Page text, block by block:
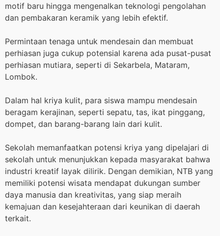
motif baru hingga mengenalkan teknologi pengolahan
dan pembakaran keramik yang lebih efektif.
Permintaan tenaga untuk mendesain dan membuat
perhiasan juga cukup potensial karena ada pusat-pusat
perhiasan mutiara, seperti di Sekarbela, Mataram,
Lombok.
Dalam hal kriya kulit, para siswa mampu mendesain
beragam kerajinan, seperti sepatu, tas, ikat pinggang,
dompet, dan barang-barang lain dari kulit.
Sekolah memanfaatkan potensi kriya yang dipelajari di
sekolah untuk menunjukkan kepada masyarakat bahwa
industri kreatif layak dilirik. Dengan demikian, NTB yang
memiliki potensi wisata mendapat dukungan sumber
daya manusia dan kreativitas, yang siap meraih
kemajuan dan kesejahteraan dari keunikan di daerah
terkait.